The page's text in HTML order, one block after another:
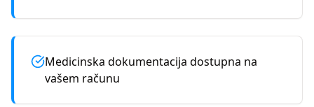
Medicinska dokumentacija dostupna na
vašem računu